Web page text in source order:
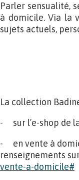
Parler sensualité,
à domicile. Via la
sujets actuels,
La collection
- sur l’e-shop de
- en vente à
renseignements
vente-a-domicile#